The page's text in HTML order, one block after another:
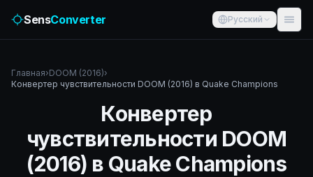
SensConverter Русский
Главная›DOOM (2016)›
Конвертер чувствительности DOOM (2016) в Quake Champions
Конвертер
чувствительности DOOM
(2016) в Quake Champions